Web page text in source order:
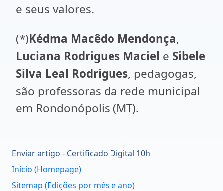
e seus valores.
(*)Kédma Macêdo Mendonça,
Luciana Rodrigues Maciel e Sibele
Silva Leal Rodrigues, pedagogas,
são professoras da rede municipal
em Rondonópolis (MT).
Enviar artigo - Certificado Digital 10h
Início (Homepage)
Sitemap (Edições por mês e ano)